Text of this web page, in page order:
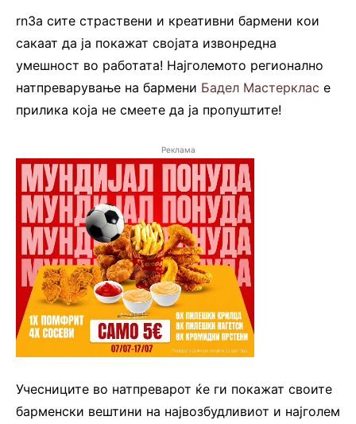
rnЗа сите страствени и креативни бармени кои
сакаат да ја покажат својата извонредна
умешност во работата! Најголемото регионално
натпреварување на бармени Бадел Мастерклас е
прилика која не смеете да ја пропуштите!
Реклама
Учесниците во натпреварот ќе ги покажат своите
барменски вештини на највозбудливиот и најголем